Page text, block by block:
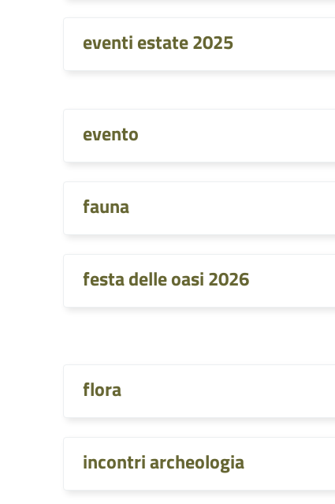
eventi estate 2025
evento
fauna
festa delle oasi 2026
flora
incontri archeologia